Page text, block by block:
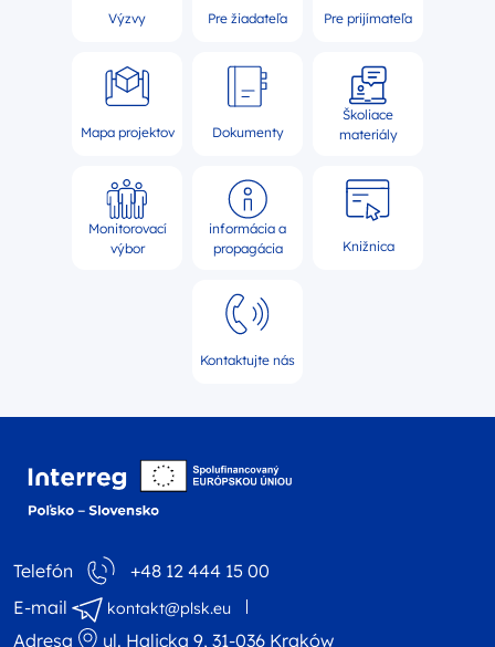
Výzvy Pre žiadateľa Pre prijímateľa
Mapa projektov Dokumenty
Školiace
materiály
Monitorovací
výbor
informácia a
propagácia
Knižnica
Kontaktujte nás
Telefón
+48 12 444 15 00
E-mail
kontakt@plsk.eu
Adresa ul. Halicka 9, 31-036 Kraków